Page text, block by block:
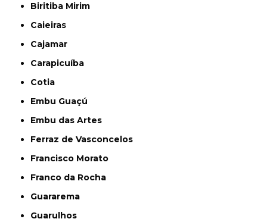
Biritiba Mirim
Caieiras
Cajamar
Carapicuíba
Cotia
Embu Guaçú
Embu das Artes
Ferraz de Vasconcelos
Francisco Morato
Franco da Rocha
Guararema
Guarulhos